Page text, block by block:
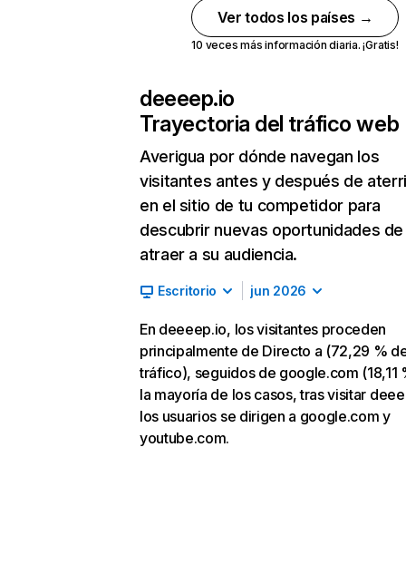
Ver todos los países →
10 veces más información diaria. ¡Gratis!
deeeep.io
Trayectoria del tráfico web
Averigua por dónde navegan los
visitantes antes y después de
en el sitio de tu competidor para
descubrir nuevas oportunidades de
atraer a su audiencia.
Escritorio jun 2026
En deeeep.io, los visitantes proceden
principalmente de Directo a (72,29 %
tráfico), seguidos de google.com (18,11
la mayoría de los casos, tras visitar
los usuarios se dirigen a google.com y
youtube.com.